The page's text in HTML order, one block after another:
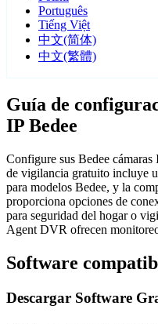
Português
Tiếng Việt
中文(简体)
中文(繁體)
Guía de
IP Bedee
Configure sus Bedee
de vigilancia gratuito incluye
para modelos Bedee, y la
proporciona opciones de
para seguridad del hogar o
Agent DVR ofrecen
Software
Descargar Software